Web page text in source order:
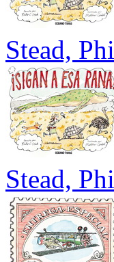
Stead,
Stead,